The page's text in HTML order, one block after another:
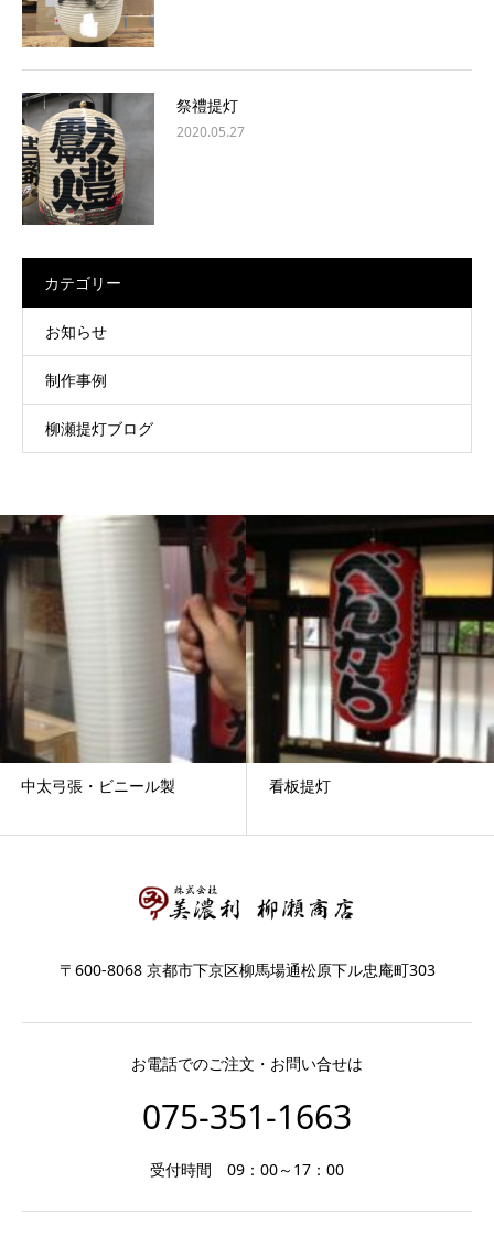
祭禮提灯
2020.05.27
カテゴリー
お知らせ
制作事例
柳瀬提灯ブログ
中太弓張・ビニール製 看板提灯
〒600-8068 京都市下京区柳馬場通松原下ル忠庵町303
お電話でのご注文・お問い合せは
075-351-1663
受付時間 09：00～17：00